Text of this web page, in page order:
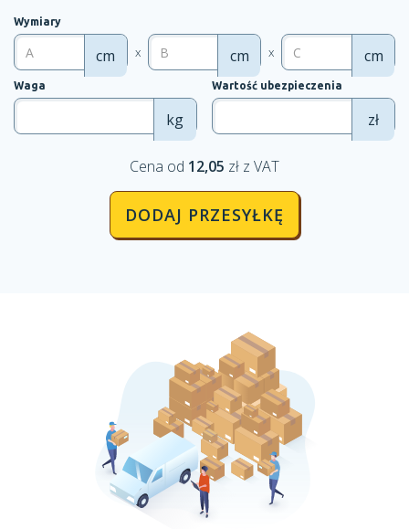
Wymiary
cm x cm x cm
Waga
kg
Wartość ubezpieczenia
zł
Cena od 12,05 zł z VAT
DODAJ PRZESYŁKĘ